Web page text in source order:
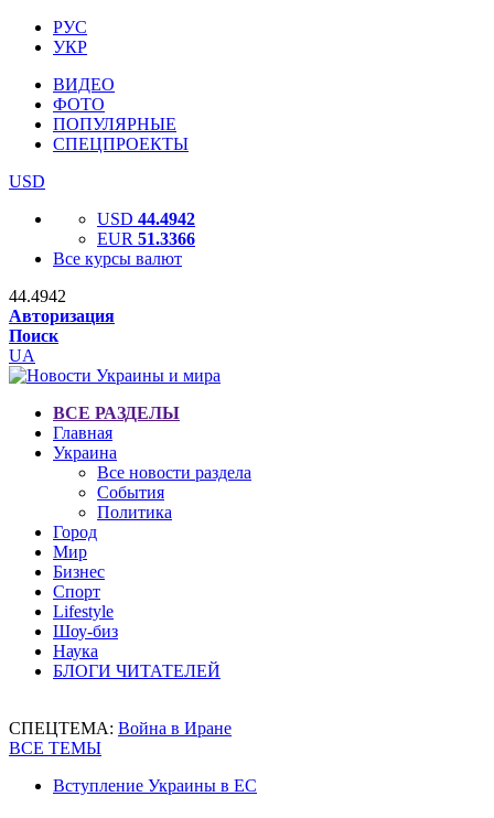
РУС
УКР
ВИДЕО
ФОТО
ПОПУЛЯРНЫЕ
СПЕЦПРОЕКТЫ
USD
USD 44.4942
EUR 51.3366
Все курсы валют
44.4942
Авторизация
Поиск
UA
ВСЕ РАЗДЕЛЫ
Главная
Украина
Все новости раздела
События
Политика
Город
Мир
Бизнес
Спорт
Lifestyle
Шоу-биз
Наука
БЛОГИ ЧИТАТЕЛЕЙ
СПЕЦТЕМА: Война в Иране
ВСЕ ТЕМЫ
Вступление Украины в ЕС